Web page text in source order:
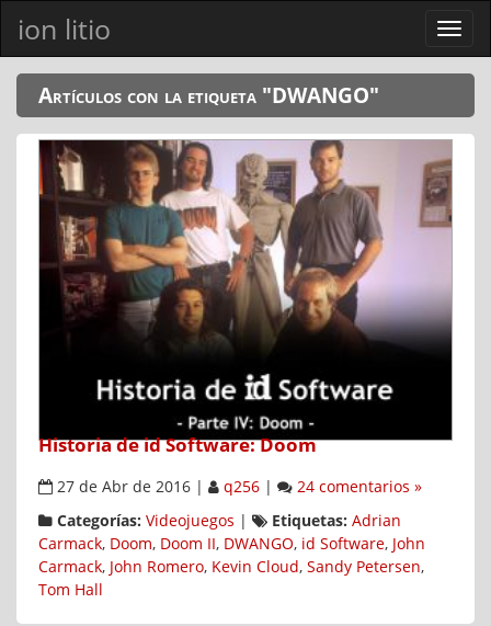
ion litio
Ver
menú
Artículos con la etiqueta "DWANGO"
Historia de id Software: Doom
27 de Abr de 2016 q256
24 comentarios »
Categorías: Videojuegos Etiquetas: Adrian
Carmack, Doom, Doom II, DWANGO, id Software, John
Carmack, John Romero, Kevin Cloud, Sandy Petersen,
Tom Hall